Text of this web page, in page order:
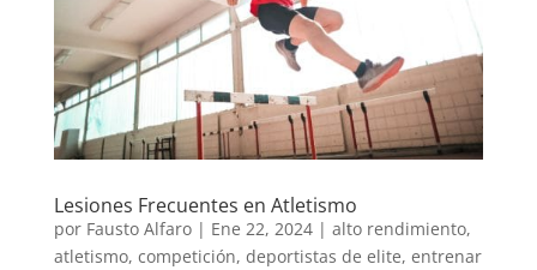
Lesiones Frecuentes en Atletismo
por Fausto Alfaro| Ene 22, 2024| alto rendimiento,
atletismo, competición, deportistas de elite, entrenar